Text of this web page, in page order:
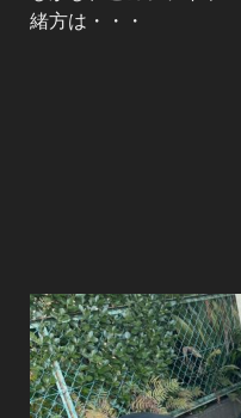
緒方は・・・